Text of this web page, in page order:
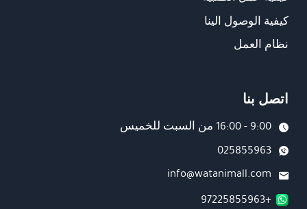
كيفية الوصول الينا
نظام العمل
اتصل بنا
9:00 - 16:00 من السبت للخميس
025855963
info@watanimall.com
+97225855963